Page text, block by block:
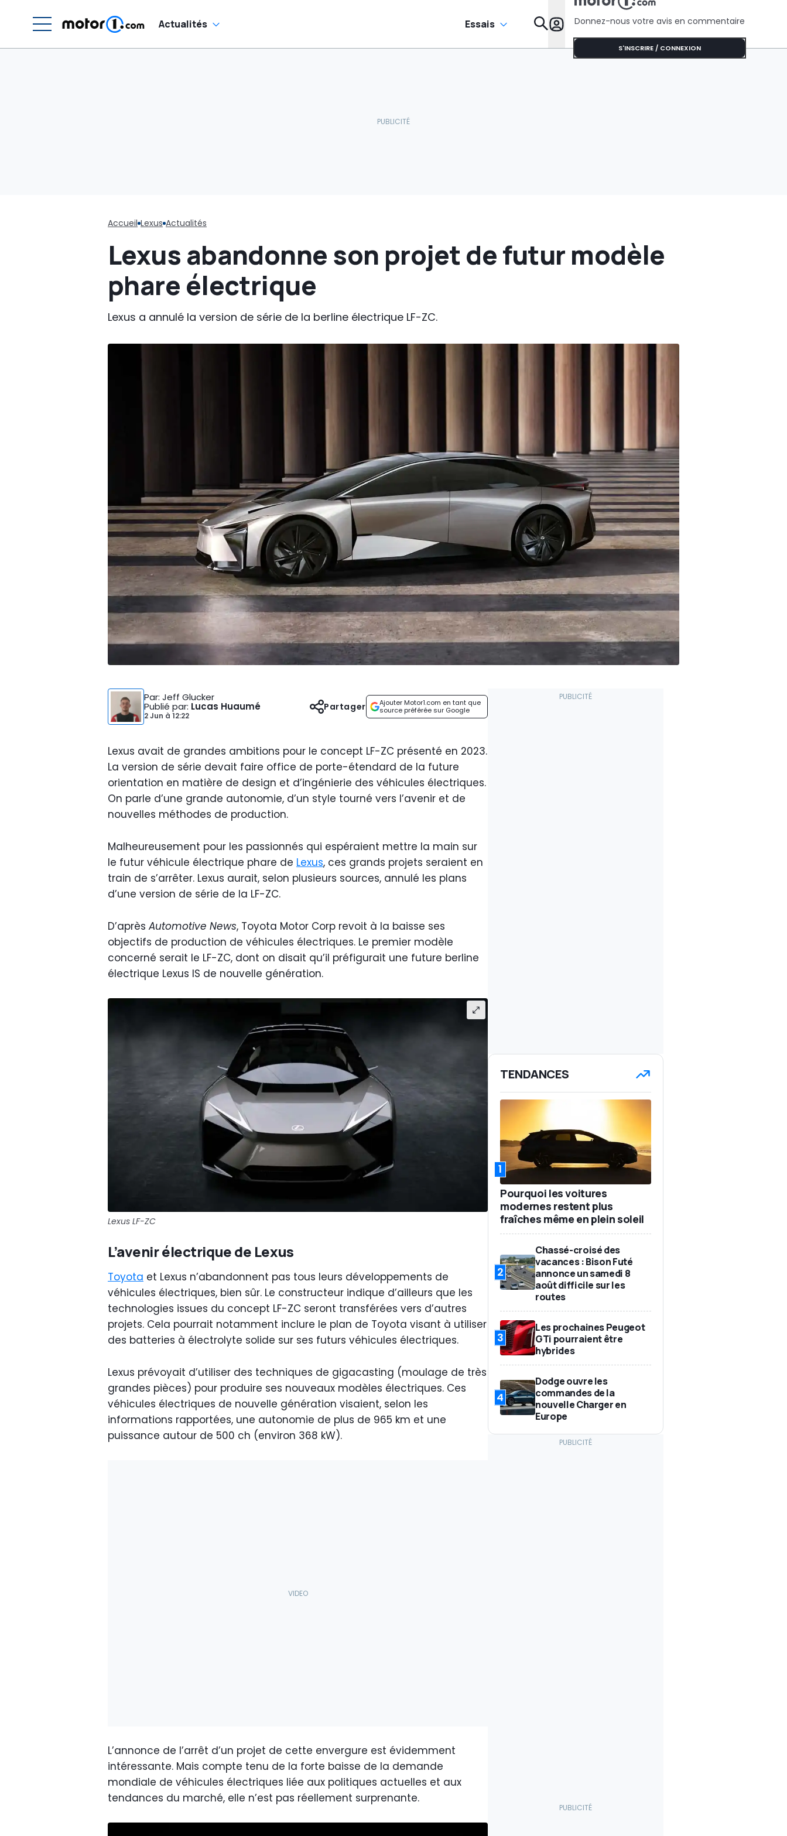
Actualités Essais Donnez-nous votre avis en commentaire
S'INSCRIRE / CONNEXION
Accueil Lexus Actualités
Lexus abandonne son projet de futur modèle
phare électrique
Lexus a annulé la version de série de la berline électrique LF-ZC.
Par: Jeff Glucker
Publié par: Lucas Huaumé
2 Jun à 12:22
Ajouter Motor1.com en tant que
source préférée sur Google
Partager
Lexus avait de grandes ambitions pour le concept LF-ZC présenté en 2023.
La version de série devait faire office de porte-étendard de la future
orientation en matière de design et d’ingénierie des véhicules électriques.
On parle d’une grande autonomie, d’un style tourné vers l’avenir et de
nouvelles méthodes de production.
Malheureusement pour les passionnés qui espéraient mettre la main sur
le futur véhicule électrique phare de Lexus, ces grands projets seraient en
train de s’arrêter. Lexus aurait, selon plusieurs sources, annulé les plans
d’une version de série de la LF-ZC.
D’après Automotive News, Toyota Motor Corp revoit à la baisse ses
objectifs de production de véhicules électriques. Le premier modèle
concerné serait le LF-ZC, dont on disait qu’il préfigurait une future berline
électrique Lexus IS de nouvelle génération.
Lexus LF-ZC
L’avenir électrique de Lexus
Toyota et Lexus n’abandonnent pas tous leurs développements de
véhicules électriques, bien sûr. Le constructeur indique d’ailleurs que les
technologies issues du concept LF-ZC seront transférées vers d’autres
projets. Cela pourrait notamment inclure le plan de Toyota visant à utiliser
des batteries à électrolyte solide sur ses futurs véhicules électriques.
Lexus prévoyait d’utiliser des techniques de gigacasting (moulage de très
grandes pièces) pour produire ses nouveaux modèles électriques. Ces
véhicules électriques de nouvelle génération visaient, selon les
informations rapportées, une autonomie de plus de 965 km et une
puissance autour de 500 ch (environ 368 kW).
L’annonce de l’arrêt d’un projet de cette envergure est évidemment
intéressante. Mais compte tenu de la forte baisse de la demande
mondiale de véhicules électriques liée aux politiques actuelles et aux
tendances du marché, elle n’est pas réellement surprenante.
TENDANCES
1
Pourquoi les voitures
modernes restent plus
fraîches même en plein soleil
2
Chassé-croisé des
vacances : Bison Futé
annonce un samedi 8
août difficile sur les
routes
3
Les prochaines Peugeot
GTi pourraient être
hybrides
4
Dodge ouvre les
commandes de la
nouvelle Charger en
Europe
l’Australie